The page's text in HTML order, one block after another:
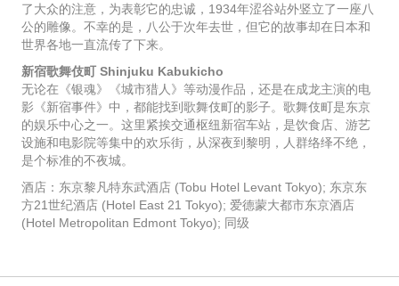
了大众的注意，为表彰它的忠诚，1934年涩谷站外竖立了一座八
公的雕像。不幸的是，八公于次年去世，但它的故事却在日本和
世界各地一直流传了下来。
新宿歌舞伎町 Shinjuku Kabukicho
无论在《银魂》《城市猎人》等动漫作品，还是在成龙主演的电
影《新宿事件》中，都能找到歌舞伎町的影子。歌舞伎町是东京
的娱乐中心之一。这里紧挨交通枢纽新宿车站，是饮食店、游艺
设施和电影院等集中的欢乐街，从深夜到黎明，人群络绎不绝，
是个标准的不夜城。
酒店：东京黎凡特东武酒店 (Tobu Hotel Levant Tokyo); 东京东
方21世纪酒店 (Hotel East 21 Tokyo); 爱德蒙大都市东京酒店
(Hotel Metropolitan Edmont Tokyo); 同级